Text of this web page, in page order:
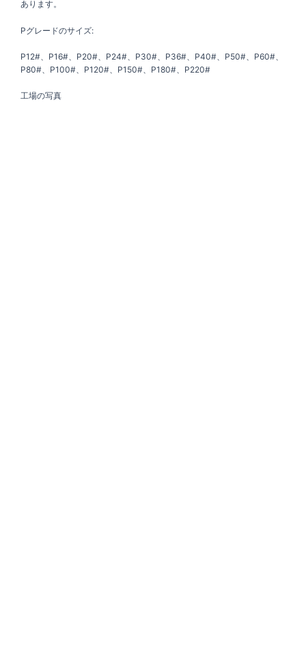
あります。
Pグレードのサイズ:
P12#、P16#、P20#、P24#、P30#、P36#、P40#、P50#、P60#、
P80#、P100#、P120#、P150#、P180#、P220#
工場の写真